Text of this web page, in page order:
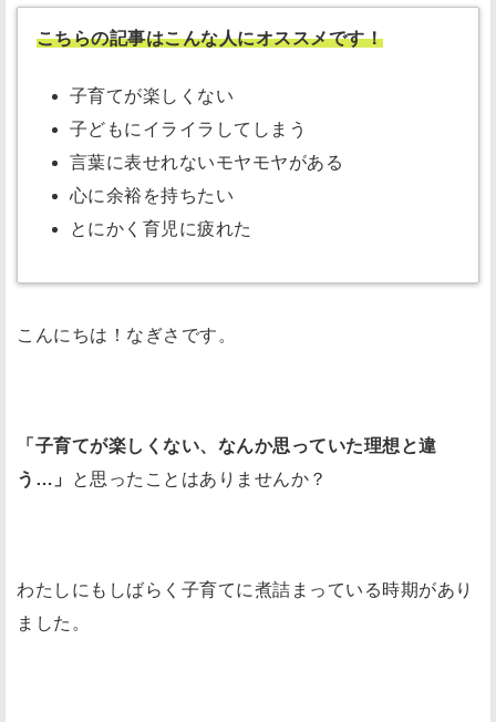
こちらの記事はこんな人にオススメです！
子育てが楽しくない
子どもにイライラしてしまう
言葉に表せれないモヤモヤがある
心に余裕を持ちたい
とにかく育児に疲れた
こんにちは！なぎさです。
「子育てが楽しくない、なんか思っていた理想と違
う…」
と思ったことはありませんか？
わたしにもしばらく子育てに煮詰まっている時期があり
ました。